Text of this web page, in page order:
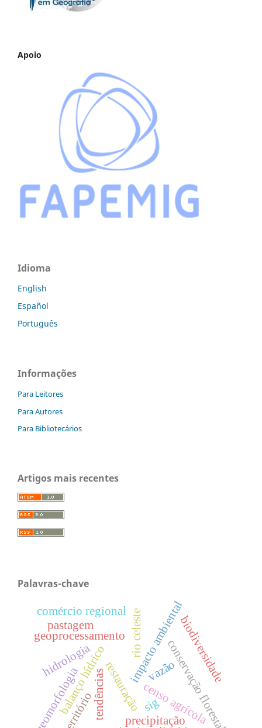
Apoio
Idioma
English
Español
Português
Informações
Para Leitores
Para Autores
Para Bibliotecários
Artigos mais recentes
Palavras-chave
conservação florestal
impacto ambiental
censo agrícola
biodiversidade
rio celeste
tendências
precipitação
vazão
balanço hídrico
geomorfologia
geoprocessamento
hidrologia
território
comércio regional
restauração
pastagem
sig